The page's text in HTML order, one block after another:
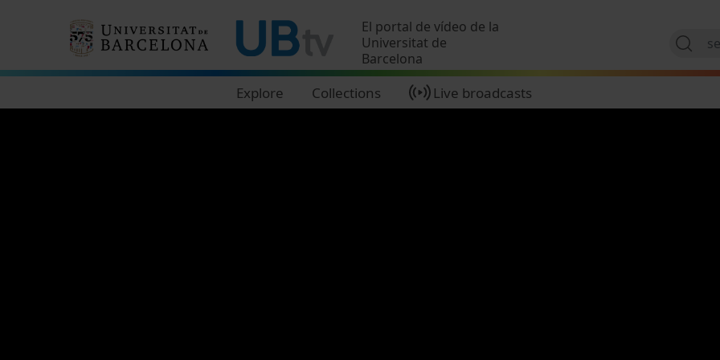
El portal de vídeo de la
Universitat de
Barcelona
Explore Collections Live broadcasts